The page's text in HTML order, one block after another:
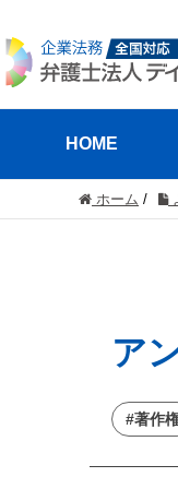
HOME
ホーム /
ア
#著作